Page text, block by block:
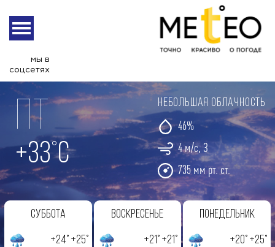
мы в
соцсетях
Волово
Пт
+33°С
небольшая облачность
46%
4 м/с, З
735 мм рт. ст.
Суббота
+24° +25°
Воскресенье
+21° +21°
Понедельник
+20° +25°